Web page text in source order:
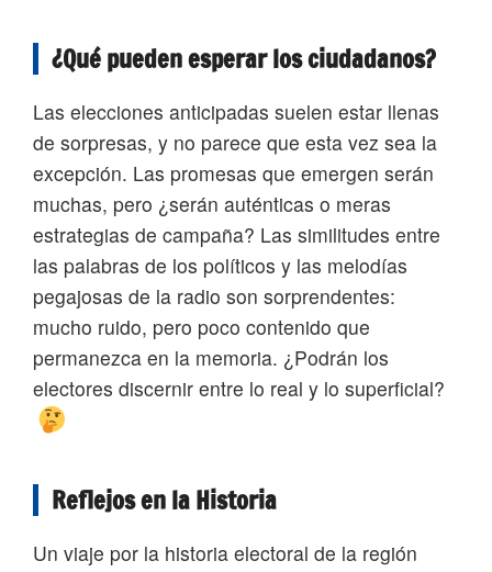
¿Qué pueden esperar los ciudadanos?
Las elecciones anticipadas suelen estar llenas
de sorpresas, y no parece que esta vez sea la
excepción. Las promesas que emergen serán
muchas, pero ¿serán auténticas o meras
estrategias de campaña? Las similitudes entre
las palabras de los políticos y las melodías
pegajosas de la radio son sorprendentes:
mucho ruido, pero poco contenido que
permanezca en la memoria. ¿Podrán los
electores discernir entre lo real y lo superficial?
Reflejos en la Historia
Un viaje por la historia electoral de la región